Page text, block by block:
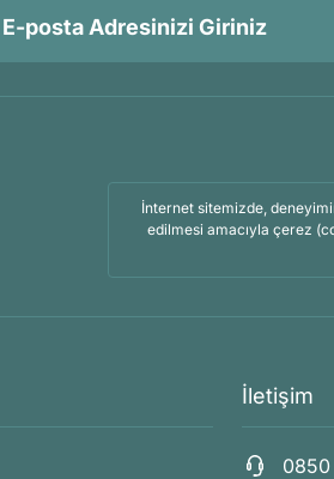
İnternet sitemizde,
edilmesi amacıyla çerez
İletişim